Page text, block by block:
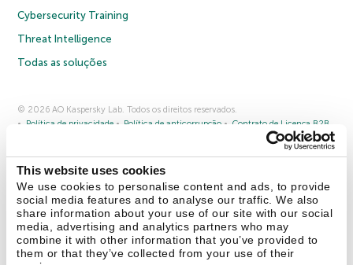
This website uses cookies
We use cookies to personalise content and ads, to provide
social media features and to analyse our traffic. We also
share information about your use of our site with our social
media, advertising and analytics partners who may
combine it with other information that you’ve provided to
them or that they’ve collected from your use of their
Cybersecurity Training
Threat Intelligence
Todas as soluções
© 2026 AO Kaspersky Lab. Todos os direitos reservados.
Política de privacidade
Política de anticorrupção
Contrato de Licença B2B
Cookies
Fale conosco Sobre a Kaspersky Parceiros
Comunicado à imprensa
Securelist Eugene Personal Blog